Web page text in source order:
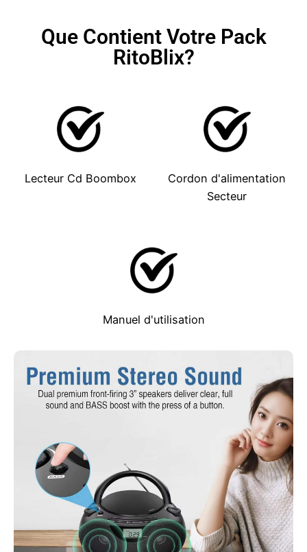
Que Contient Votre Pack
RitoBlix?
Lecteur Cd Boombox
Cordon d'alimentation
Secteur
Manuel d'utilisation